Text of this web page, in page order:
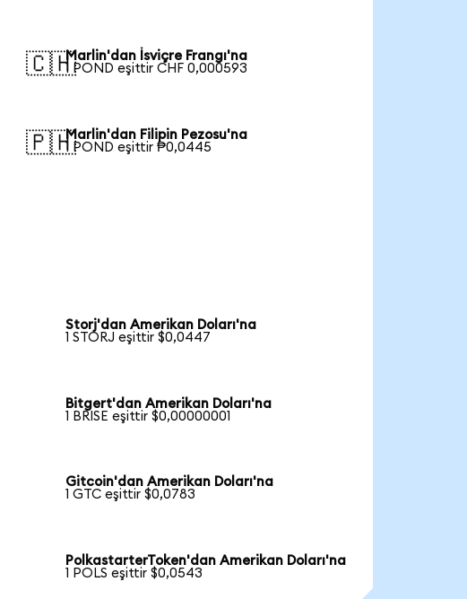
🇨🇭Marlin'dan İsviçre Frangı'na
1 POND eşittir CHF 0,000593
🇵🇭Marlin'dan Filipin Pezosu'na
1 POND eşittir ₱0,0445
Storj'dan Amerikan Doları'na
1 STORJ eşittir $0,0447
Bitgert'dan Amerikan Doları'na
1 BRISE eşittir $0,00000001
Gitcoin'dan Amerikan Doları'na
1 GTC eşittir $0,0783
PolkastarterToken'dan Amerikan Doları'na
1 POLS eşittir $0,0543